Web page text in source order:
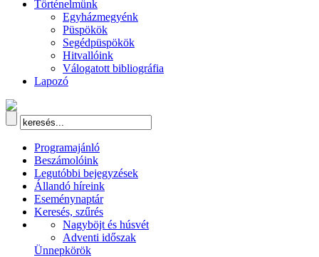
Történelmünk
Egyházmegyénk
Püspökök
Segédpüspökök
Hitvallóink
Válogatott bibliográfia
Lapozó
Programajánló
Beszámolóink
Legutóbbi bejegyzések
Állandó híreink
Eseménynaptár
Keresés, szűrés
Nagyböjt és húsvét
Adventi időszak
Ünnepkörök